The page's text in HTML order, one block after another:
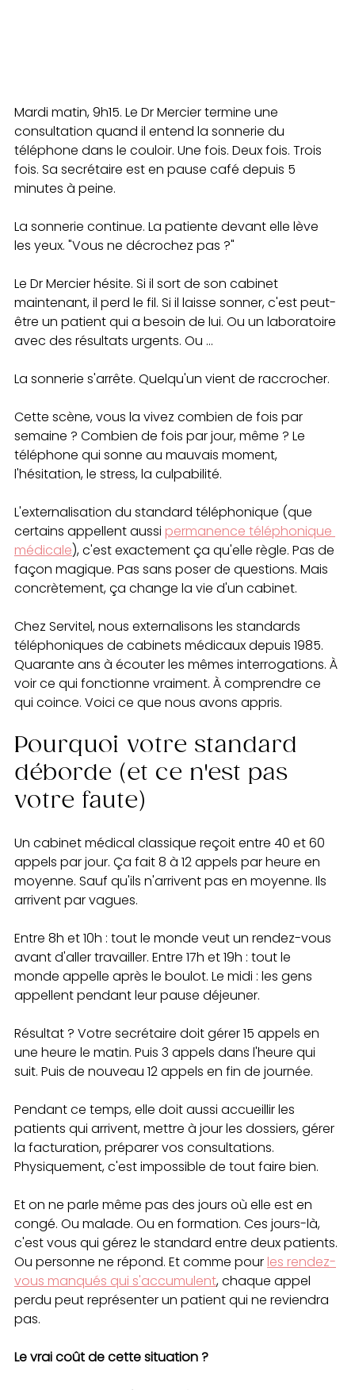
Mardi matin, 9h15. Le Dr Mercier termine une
consultation quand il entend la sonnerie du
téléphone dans le couloir. Une fois. Deux fois. Trois
fois. Sa secrétaire est en pause café depuis 5
minutes à peine.
La sonnerie continue. La patiente devant elle lève
les yeux. "Vous ne décrochez pas ?"
Le Dr Mercier hésite. Si il sort de son cabinet
maintenant, il perd le fil. Si il laisse sonner, c'est peut-
être un patient qui a besoin de lui. Ou un laboratoire
avec des résultats urgents. Ou ...
La sonnerie s'arrête. Quelqu'un vient de raccrocher.
Cette scène, vous la vivez combien de fois par
semaine ? Combien de fois par jour, même ? Le
téléphone qui sonne au mauvais moment,
l'hésitation, le stress, la culpabilité.
L'externalisation du standard téléphonique (que
certains appellent aussi permanence téléphonique
médicale), c'est exactement ça qu'elle règle. Pas de
façon magique. Pas sans poser de questions. Mais
concrètement, ça change la vie d'un cabinet.
Chez Servitel, nous externalisons les standards
téléphoniques de cabinets médicaux depuis 1985.
Quarante ans à écouter les mêmes interrogations. À
voir ce qui fonctionne vraiment. À comprendre ce
qui coince. Voici ce que nous avons appris.
Pourquoi votre standard
déborde (et ce n'est pas
votre faute)
Un cabinet médical classique reçoit entre 40 et 60
appels par jour. Ça fait 8 à 12 appels par heure en
moyenne. Sauf qu'ils n'arrivent pas en moyenne. Ils
arrivent par vagues.
Entre 8h et 10h : tout le monde veut un rendez-vous
avant d'aller travailler. Entre 17h et 19h : tout le
monde appelle après le boulot. Le midi : les gens
appellent pendant leur pause déjeuner.
Résultat ? Votre secrétaire doit gérer 15 appels en
une heure le matin. Puis 3 appels dans l'heure qui
suit. Puis de nouveau 12 appels en fin de journée.
Pendant ce temps, elle doit aussi accueillir les
patients qui arrivent, mettre à jour les dossiers, gérer
la facturation, préparer vos consultations.
Physiquement, c'est impossible de tout faire bien.
Et on ne parle même pas des jours où elle est en
congé. Ou malade. Ou en formation. Ces jours-là,
c'est vous qui gérez le standard entre deux patients.
Ou personne ne répond. Et comme pour les rendez-
vous manqués qui s'accumulent, chaque appel
perdu peut représenter un patient qui ne reviendra
pas.
Le vrai coût de cette situation ?